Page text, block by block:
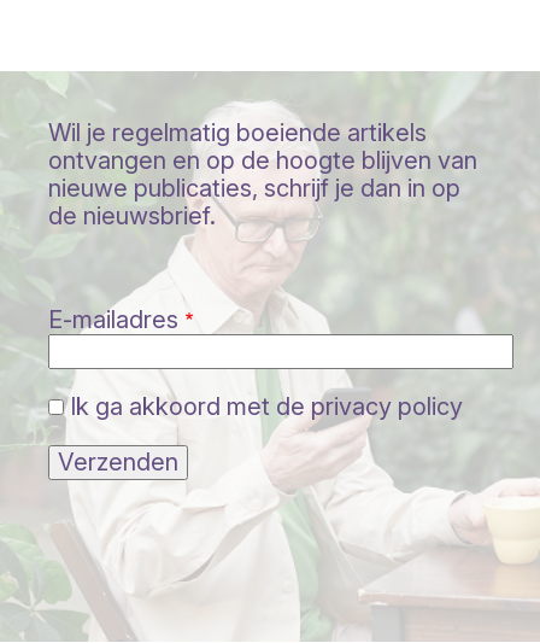
Wil je regelmatig boeiende artikels
ontvangen en op de hoogte blijven van
nieuwe publicaties, schrijf je dan in op
de nieuwsbrief.
E-mailadres
Ik ga akkoord met de privacy policy
Verzenden